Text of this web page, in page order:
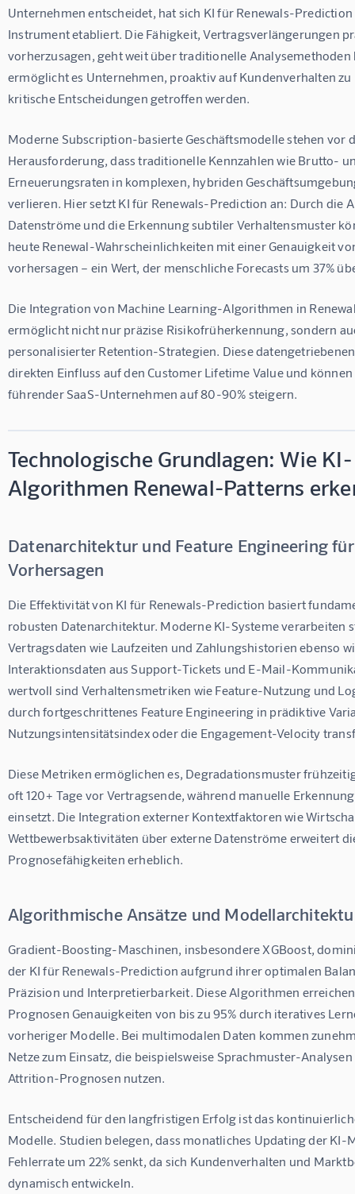
Unternehmen entscheidet, hat sich KI für Renewals-Prediction
Instrument etabliert. Die Fähigkeit, Vertragsverlängerungen
vorherzusagen, geht weit über traditionelle
ermöglicht es Unternehmen, proaktiv auf Kundenverhalten
kritische Entscheidungen getroffen werden.
Moderne Subscription-basierte Geschäftsmodelle stehen vor
Herausforderung, dass traditionelle Kennzahlen wie Brutto-
Erneuerungsraten in komplexen, hybriden
verlieren. Hier setzt KI für Renewals-Prediction an: Durch die
Datenströme und die Erkennung subtiler Verhaltensmuster
heute Renewal-Wahrscheinlichkeiten mit einer Genauigkeit
vorhersagen – ein Wert, der menschliche Forecasts um 37%
Die Integration von Machine Learning-Algorithmen in
ermöglicht nicht nur präzise Risikofrüherkennung, sondern
personalisierter Retention-Strategien. Diese
direkten Einfluss auf den Customer Lifetime Value und
führender SaaS-Unternehmen auf 80-90% steigern.
Technologische Grundlagen: Wie KI-
Algorithmen Renewal-Patterns
Datenarchitektur und Feature Engineering
Vorhersagen
Die Effektivität von KI für Renewals-Prediction basiert
robusten Datenarchitektur. Moderne KI-Systeme verarbeiten
Vertragsdaten wie Laufzeiten und Zahlungshistorien ebenso
Interaktionsdaten aus Support-Tickets und E-Mail-
wertvoll sind Verhaltensmetriken wie Feature-Nutzung und
durch fortgeschrittenes Feature Engineering in prädiktive
Nutzungsintensitätsindex oder die Engagement-Velocity
Diese Metriken ermöglichen es, Degradationsmuster
oft 120+ Tage vor Vertragsende, während manuelle
einsetzt. Die Integration externer Kontextfaktoren wie
Wettbewerbsaktivitäten über externe Datenströme erweitert
Prognosefähigkeiten erheblich.
Algorithmische Ansätze und
Gradient-Boosting-Maschinen, insbesondere XGBoost,
der KI für Renewals-Prediction aufgrund ihrer optimalen
Präzision und Interpretierbarkeit. Diese Algorithmen
Prognosen Genauigkeiten von bis zu 95% durch iteratives
vorheriger Modelle. Bei multimodalen Daten kommen
Netze zum Einsatz, die beispielsweise Sprachmuster-
Attrition-Prognosen nutzen.
Entscheidend für den langfristigen Erfolg ist das
Modelle. Studien belegen, dass monatliches Updating der KI-
Fehlerrate um 22% senkt, da sich Kundenverhalten und
dynamisch entwickeln.